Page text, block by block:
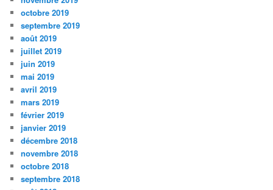
octobre 2019
septembre 2019
août 2019
juillet 2019
juin 2019
mai 2019
avril 2019
mars 2019
février 2019
janvier 2019
décembre 2018
novembre 2018
octobre 2018
septembre 2018